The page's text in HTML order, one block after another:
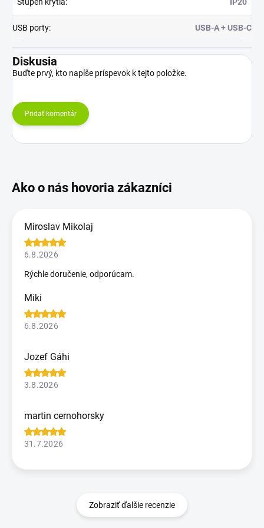
USB porty: USB-A + USB-C
Diskusia
Buďte prvý, kto napíše príspevok k tejto položke.
Pridať komentár
Miroslav Mikolaj
6.8.2026
Rýchle doručenie, odporúcam.
Miki
6.8.2026
Jozef Gáhi
3.8.2026
martin cernohorsky
31.7.2026
Zobraziť ďalšie recenzie